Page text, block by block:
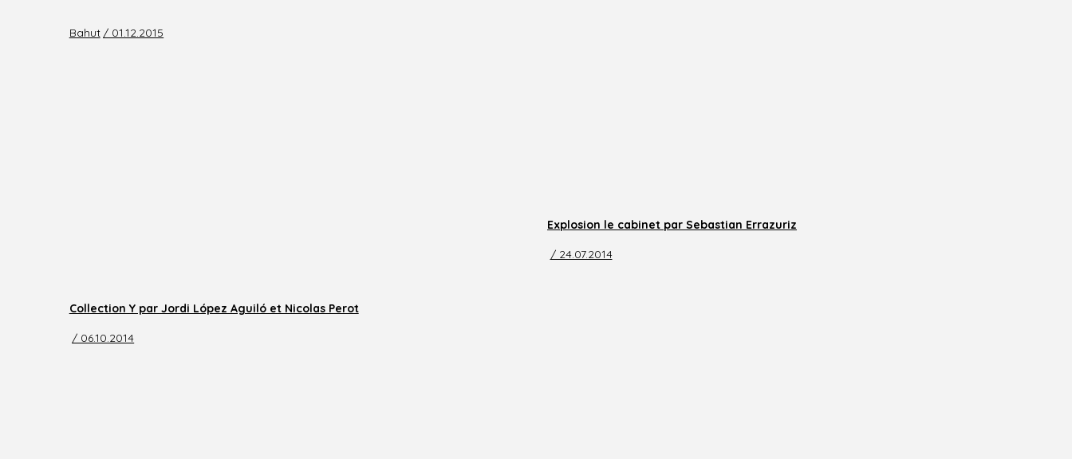
Bahut / 01.12.2015
Collection Y par Jordi López Aguiló et Nicolas Perot
/ 06.10.2014
Explosion le cabinet par Sebastian Errazuriz
/ 24.07.2014